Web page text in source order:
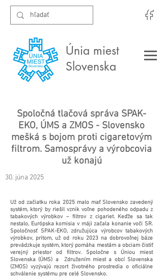
Únia miest
Slovenska
Spoločná tlačová správa SPAK-
EKO, ÚMS a ZMOS - Slovensko
mešká s bojom proti cigaretovým
filtrom. Samosprávy a výrobcovia
už konajú
30. júna 2025
Už od začiatku roka 2025 malo mať Slovensko zavedený
systém, ktorý by riešil vznik voľne pohodeného odpadu z
tabakových výrobkov – filtrov z cigariet. Keďže sa tak
nestalo, Európska komisia v máji začala konanie voči SR.
Spoločnosť SPAK-EKO, združujúca výrobcov tabakových
výrobkov, pritom, už od roku 2023 na dobrovoľnej báze
prevádzkuje systém, ktorý pomáha mestám a obciam čistiť
verejný priestor od filtrov. Spoločne s Úniou miest
Slovenska (ÚMS) a Združením miest a obcí Slovenska
(ZMOS) vyzývajú rezort životného prostredia o oficiálne
schválenie systému pre celé Slovensko.